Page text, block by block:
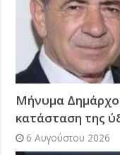
Μήνυμα
κατάσταση της
6 Αυγούστου 2026